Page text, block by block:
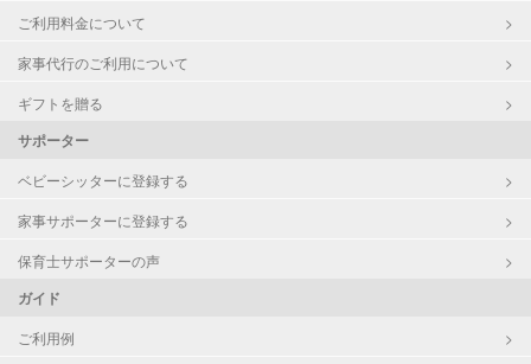
ご利用料金について
家事代行のご利用について
ギフトを贈る
サポーター
ベビーシッターに登録する
家事サポーターに登録する
保育士サポーターの声
ガイド
ご利用例